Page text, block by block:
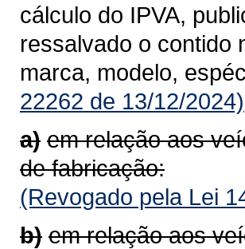
cálculo do IPVA,
ressalvado o contido
marca, modelo,
22262 de 13/12/2024)
a) em relação aos
de fabricação:
(Revogado pela Lei
b) em relação aos